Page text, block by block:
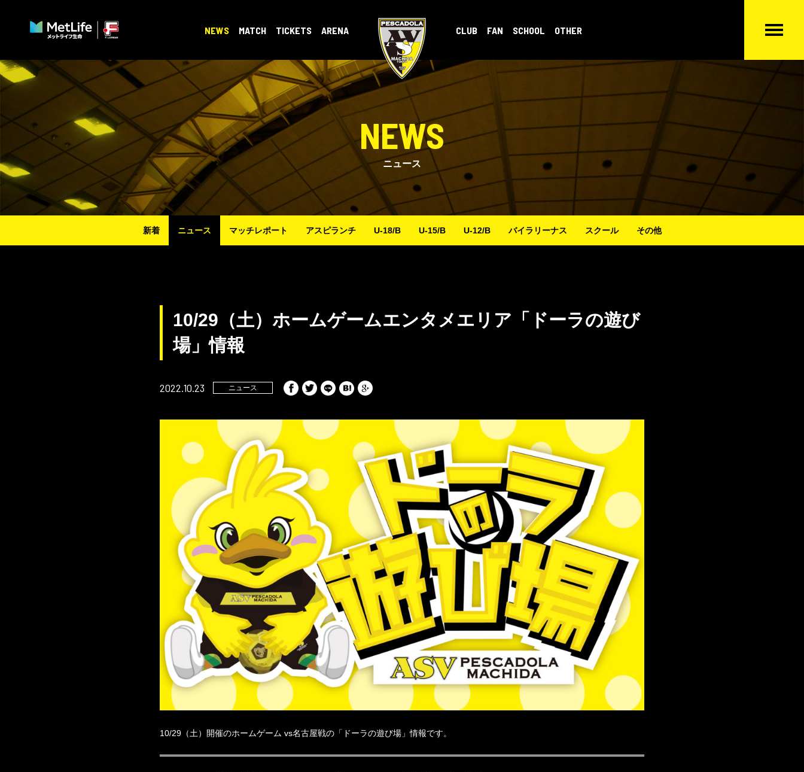
NEWS MATCH TICKETS ARENA CLUB FAN SCHOOL OTHER
NEWS
ニュース
新着 ニュース マッチレポート アスピランチ U-18/B U-15/B U-12/B バイラリーナス スクール その他
10/29（土）ホームゲームエンタメエリア「ドーラの遊び
場」情報
2022.10.23 ニュース
10/29（土）開催のホームゲーム vs名古屋戦の「ドーラの遊び場」情報です。